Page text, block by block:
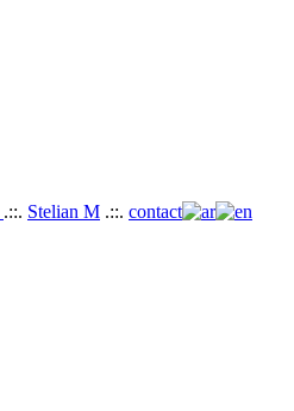
.::. Stelian M .::. contact